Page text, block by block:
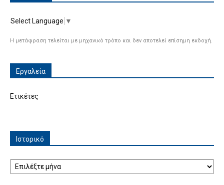
Select Language ▼
Η μετάφραση τελείται με μηχανικό τρόπο και δεν αποτελεί επίσημη εκδοχή.
Εργαλεία
Ετικέτες
Ιστορικό